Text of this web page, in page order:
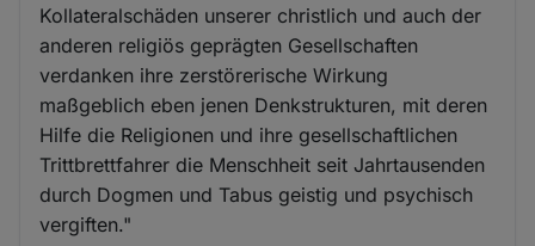
Kollateralschäden unserer christlich und auch der
anderen religiös geprägten Gesellschaften
verdanken ihre zerstörerische Wirkung
maßgeblich eben jenen Denkstrukturen, mit deren
Hilfe die Religionen und ihre gesellschaftlichen
Trittbrettfahrer die Menschheit seit Jahrtausenden
durch Dogmen und Tabus geistig und psychisch
vergiften."